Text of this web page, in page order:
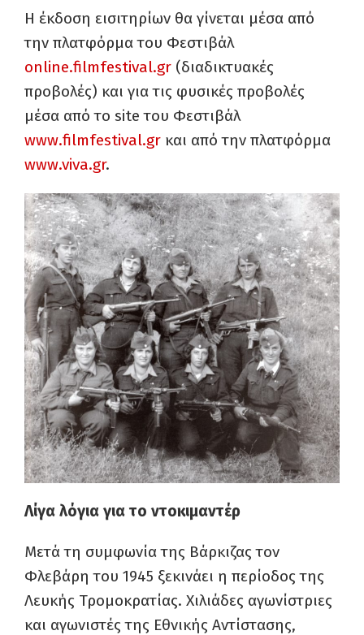
Η έκδοση εισιτηρίων θα γίνεται μέσα από
την πλατφόρμα του Φεστιβάλ
online.filmfestival.gr (διαδικτυακές
προβολές) και για τις φυσικές προβολές
μέσα από το site του Φεστιβάλ
www.filmfestival.gr και από την πλατφόρμα
www.viva.gr.
Λίγα λόγια για το ντοκιμαντέρ
Μετά τη συμφωνία της Βάρκιζας τον
Φλεβάρη του 1945 ξεκινάει η περίοδος της
Λευκής Τρομοκρατίας. Χιλιάδες αγωνίστριες
και αγωνιστές της Εθνικής Αντίστασης,